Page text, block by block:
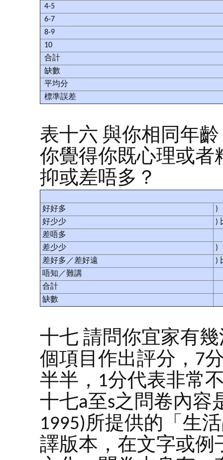
4-5
6-7
8-9
10
合計
缺數
平均分
標準誤差
表十六 與你相同年
你覺得你既心理或者
抑或差唔多？
好好多
)
好少少
)
差唔多
差少少
)
差好多／差好遠
)
唔知／難講
合計
缺數
十七 請問你宜家有
個項目作出評分，7
半半，1分代表非常
十七a至s之問卷內容
1995)所提供的「生
譯版本，在文字或例